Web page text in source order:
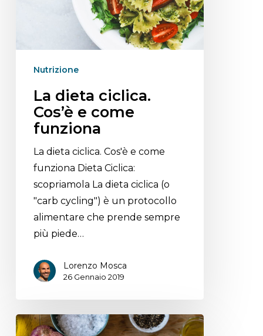
Nutrizione
La dieta ciclica.
Cos’è e come
funziona
La dieta ciclica. Cos'è e come
funziona Dieta Ciclica:
scopriamola La dieta ciclica (o
"carb cycling") è un protocollo
alimentare che prende sempre
più piede…
Lorenzo Mosca
26 Gennaio 2019